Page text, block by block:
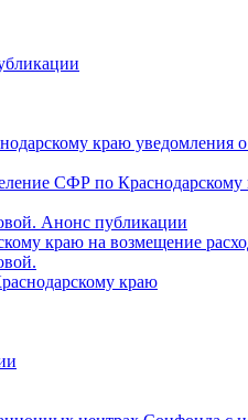
краю уведомления о
СФР по Краснодарскому
Анонс публикации
краю на возмещение
краю